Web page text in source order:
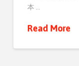
本 …
Read More